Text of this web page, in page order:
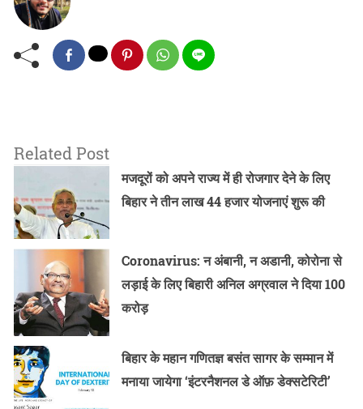
Related Post
मजदूरों को अपने राज्य में ही रोजगार देने के लिए
बिहार ने तीन लाख 44 हजार योजनाएं शुरू की
Coronavirus: न अंबानी, न अडानी, कोरोना से
लड़ाई के लिए बिहारी अनिल अग्रवाल ने दिया 100
करोड़
बिहार के महान गणितज्ञ बसंत सागर के सम्मान में
मनाया जायेगा ‘इंटरनैशनल डे ऑफ़ डेक्सटेरिटी’